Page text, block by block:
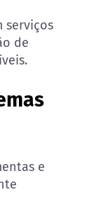
serviços
de
e